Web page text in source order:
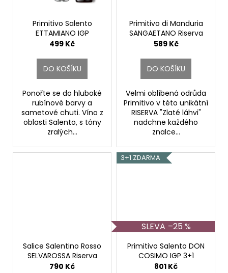
Primitivo Salento
ETTAMIANO IGP
Cantine Due Palme
499 Kč
DO KOŠÍKU
Ponořte se do hluboké
rubínové barvy a
sametové chuti. Víno z
oblasti Salento, s tóny
zralých...
Primitivo di Manduria
SANGAETANO Riserva
DOP
589 Kč
DO KOŠÍKU
Velmi oblíbená odrůda
Primitivo v této unikátní
RISERVA "Zlaté láhvi"
nadchne každého
znalce...
Salice Salentino Rosso
SELVAROSSA Riserva
DOP.
790 Kč
3+1 ZDARMA
–25 %
Primitivo Salento DON
COSIMO IGP 3+1
Cantine Due Palme
801 Kč